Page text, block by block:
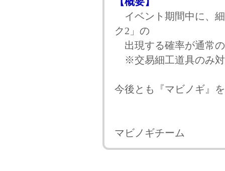
イベント期間中に、
ク2」の
出現する確率が通常
※交易細工道具のみ対
今後とも『マビノギ』
マビノギチーム